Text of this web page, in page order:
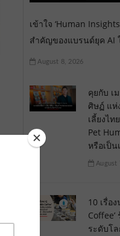
เข้าใจ ‘Human
สำคัญของแบรนด์ยุค AI
August 8, 2026
คุยกับ เ
ศิษฏ์ แห่
เลี้ยงไ
Pet
หรือเป็น
August
10 เรื่อ
ระดับโ